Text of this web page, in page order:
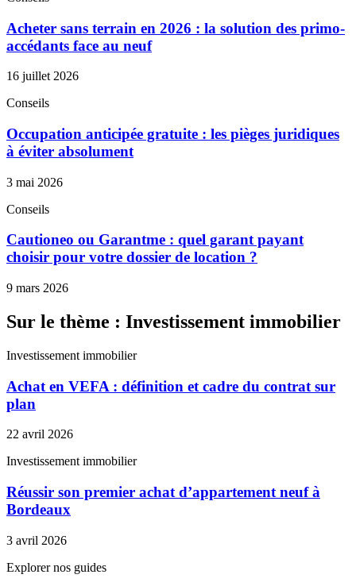
Acheter sans terrain en 2026 : la solution des primo-
accédants face au neuf
16 juillet 2026
Conseils
Occupation anticipée gratuite : les pièges juridiques
à éviter absolument
3 mai 2026
Conseils
Cautioneo ou Garantme : quel garant payant
choisir pour votre dossier de location ?
9 mars 2026
Sur le thème : Investissement immobilier
Investissement immobilier
Achat en VEFA : définition et cadre du contrat sur
plan
22 avril 2026
Investissement immobilier
Réussir son premier achat d’appartement neuf à
Bordeaux
3 avril 2026
Explorer nos guides